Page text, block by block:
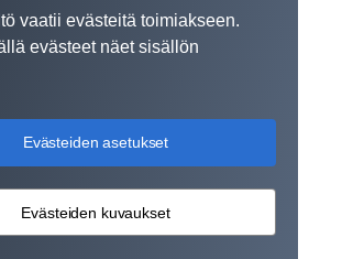
vaatii evästeitä toimiakseen.
evästeet näet sisällön
Evästeiden asetukset
Evästeiden kuvaukset